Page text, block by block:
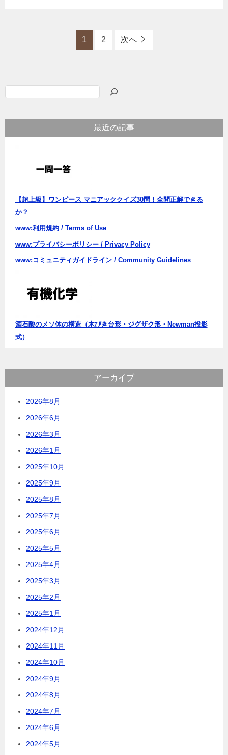
1 2 次へ
最近の記事
【超上級】ワンピース マニアッククイズ30問！全問正解できる
か？
www:利用規約 / Terms of Use
www:プライバシーポリシー / Privacy Policy
www:コミュニティガイドライン / Community Guidelines
酒石酸のメソ体の構造（木びき台形・ジグザク形・Newman投影
式）
アーカイブ
2026年8月
2026年6月
2026年3月
2026年1月
2025年10月
2025年9月
2025年8月
2025年7月
2025年6月
2025年5月
2025年4月
2025年3月
2025年2月
2025年1月
2024年12月
2024年11月
2024年10月
2024年9月
2024年8月
2024年7月
2024年6月
2024年5月